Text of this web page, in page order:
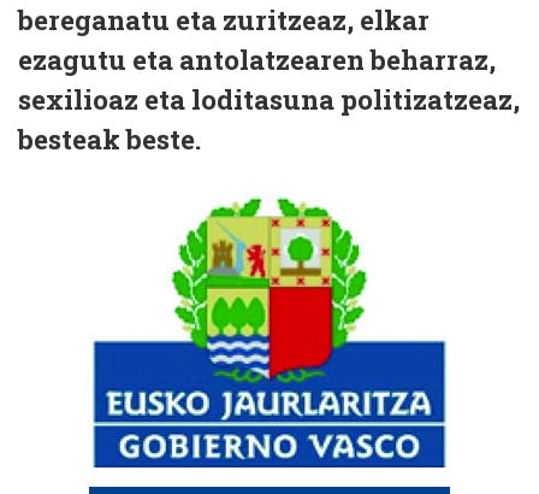
bereganatu eta zuritzeaz, elkar
ezagutu eta antolatzearen beharraz,
sexilioaz eta loditasuna politizatzeaz,
besteak beste.